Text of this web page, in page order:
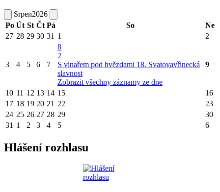
Srpen2026
Po Út St Čt Pá So
Ne
27 28 29 30 31 1 2
3 4 5 6 7
8
2
S vinařem pod hvězdami 18. Svatovavřinecká
slavnost
Zobrazit všechny záznamy ze dne
9
10 11 12 13 14 15
16
17 18 19 20 21 22
23
24 25 26 27 28 29
30
31 1 2 3 4 5 6
Hlášení rozhlasu